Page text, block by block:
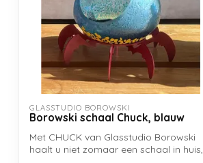
GLASSTUDIO BOROWSKI
Borowski schaal Chuck, blauw
Met CHUCK van Glasstudio Borowski
haalt u niet zomaar een schaal in huis,